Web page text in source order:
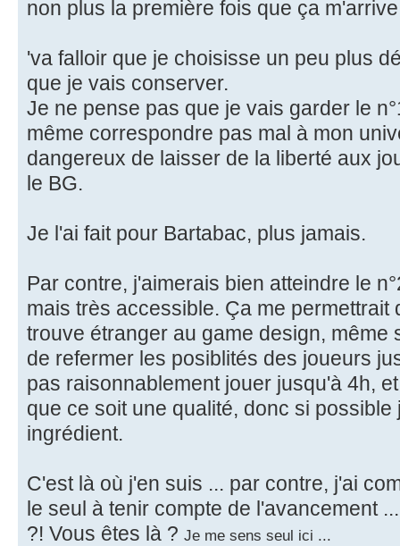
non plus la première fois que ça
'va falloir que je choisisse un peu plus
que je vais conserver.
Je ne pense pas que je vais garder le
même correspondre pas mal à mon
dangereux de laisser de la liberté aux
le BG.
Je l'ai fait pour Bartabac, plus jamais.
Par contre, j'aimerais bien atteindre le
mais très accessible. Ça me permettrait
trouve étranger au game design, même
de refermer les posiblités des joueurs
pas raisonnablement jouer jusqu'à 4h,
que ce soit une qualité, donc si
ingrédient.
C'est là où j'en suis ... par contre, j'ai
le seul à tenir compte de l'avancement
?! Vous êtes là ? Je me sens seul ici ...